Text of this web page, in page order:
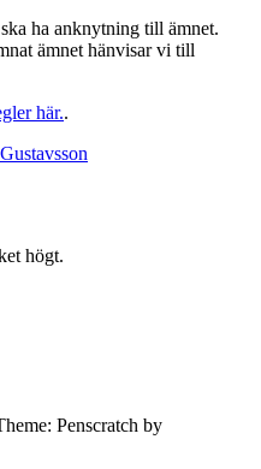
ha anknytning till ämnet.
ämnet hänvisar vi till
här..
högt.
Penscratch by